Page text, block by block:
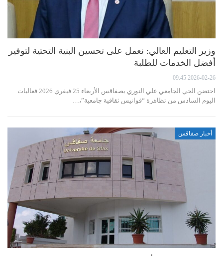
وزير التعليم العالي: نعمل على تحسين البنية التحتية لتوفير
أفضل الخدمات للطلبة
2026-02-26 09:45
احتضن الحي الجامعي علي النوري بصفاقس الأربعاء 25 فيفري 2026 فعاليات
اليوم السادس من تظاهرة “فوانيس ثقافية جامعية”،…
أخبار صفاقس